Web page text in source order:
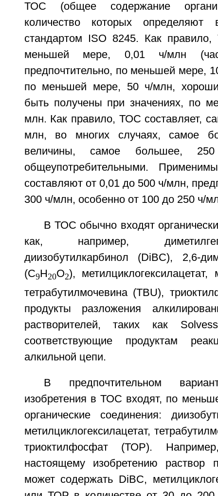
ТОС (общее содержание
количество которых определяют
стандартом ISO 8245. Как
меньшей мере, 0,01 ч/млн
предпочтительно, по меньшей мере,
по меньшей мере, 50 ч/млн,
быть получены при значениях, по
млн. Как правило, ТОС составляет,
млн, во многих случаях, самое
величины, самое большее,
общеупотребительными.
составляют от 0,01 до 500 ч/млн,
300 ч/млн, особенно от 100 до 250 ч/
В ТОС обычно входят
как, например,
диизобутилкарбинол (DiBC), 2,6-
(С9Н20О2), метилциклогексилацетат,
тетрабутилмочевина (TBU),
продукты разложения
растворителей, таких как
соответствующие продуктам
алкильной цепи.
В предпочтительном
изобретения в ТОС входят, по
органические соединения:
метилциклогексилацетат,
триоктилфосфат (ТОР).
настоящему изобретению раствор
может содержать DiBC,